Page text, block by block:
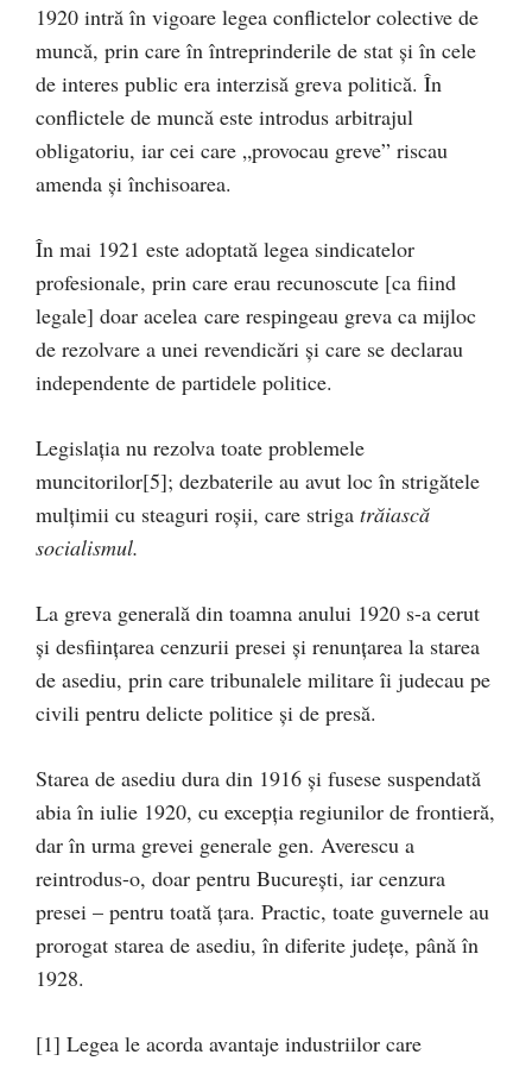
1920 intră în vigoare legea conflictelor colective de
muncă, prin care în întreprinderile de stat şi în cele
de interes public era interzisă greva politică. În
conflictele de muncă este introdus arbitrajul
obligatoriu, iar cei care „provocau greve” riscau
amenda şi închisoarea.
În mai 1921 este adoptată legea sindicatelor
profesionale, prin care erau recunoscute [ca fiind
legale] doar acelea care respingeau greva ca mijloc
de rezolvare a unei revendicări şi care se declarau
independente de partidele politice.
Legislaţia nu rezolva toate problemele
muncitorilor[5]; dezbaterile au avut loc în strigătele
mulţimii cu steaguri roşii, care striga trăiască
socialismul.
La greva generală din toamna anului 1920 s-a cerut
şi desfiinţarea cenzurii presei şi renunţarea la starea
de asediu, prin care tribunalele militare îi judecau pe
civili pentru delicte politice şi de presă.
Starea de asediu dura din 1916 şi fusese suspendată
abia în iulie 1920, cu excepţia regiunilor de frontieră,
dar în urma grevei generale gen. Averescu a
reintrodus-o, doar pentru Bucureşti, iar cenzura
presei – pentru toată ţara. Practic, toate guvernele au
prorogat starea de asediu, în diferite judeţe, până în
1928.
[1] Legea le acorda avantaje industriilor care